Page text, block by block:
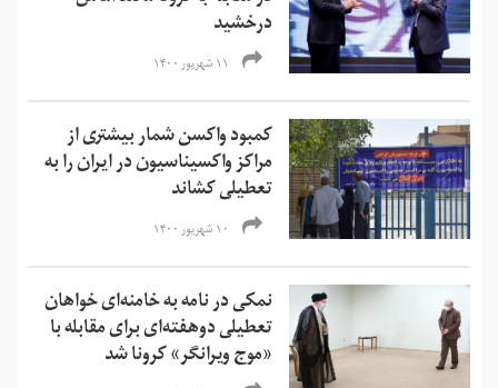
درخشید
۱۱ شهریور ۱۴۰۰
کمبود واکسن شمار بیشتری از
مراکز واکسیناسیون در ایران را به
تعطیلی کشاند
۱۰ شهریور ۱۴۰۰
نمکی در نامه به خامنه‌ای خواهان
تعطیلی دو‌هفته‌ای برای مقابله با
«‌موج ویرانگر» کرونا شد